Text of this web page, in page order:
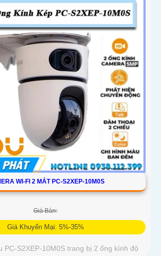
WI-FI 2 MẮT PC-S2XEP-10M0S
Giá Bán:
Giá Khuyến Mại: 5%-35%
PC-S2XEP-10M0S trang bị 2 ống kính độ